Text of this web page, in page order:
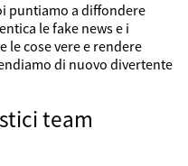
puntiamo a diffondere
le fake news e i
le cose vere e rendere
di nuovo divertente
team